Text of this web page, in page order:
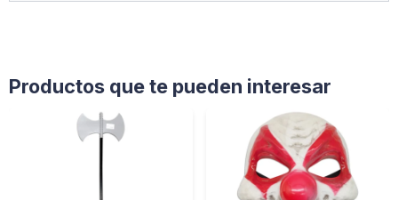
Productos que te pueden interesar